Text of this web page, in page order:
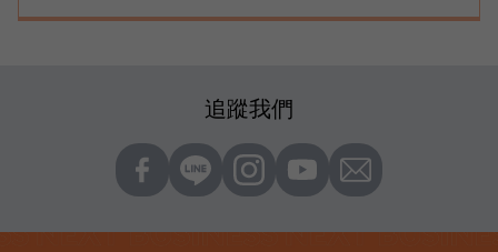
追蹤我們